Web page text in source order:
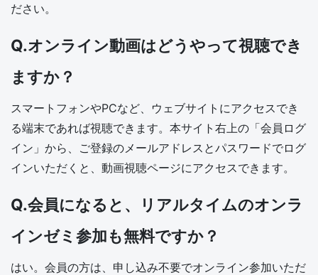
ださい。
Q.オンライン動画はどうやって視聴でき
ますか？
スマートフォンやPCなど、ウェブサイトにアクセスでき
る端末であれば視聴できます。本サイト右上の「会員ログ
イン」から、ご登録のメールアドレスとパスワードでログ
インいただくと、動画視聴ページにアクセスできます。
Q.会員になると、リアルタイムのオンラ
インゼミ参加も無料ですか？
はい。会員の方は、申し込み不要でオンライン参加いただ